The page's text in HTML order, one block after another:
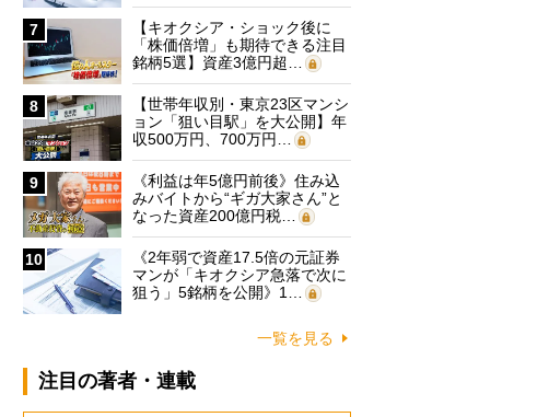
7
【キオクシア・ショック後に
「株価倍増」も期待できる注目
銘柄5選】資産3億円超…
8
【世帯年収別・東京23区マンシ
ョン「狙い目駅」を大公開】年
収500万円、700万円…
9
《利益は年5億円前後》住み込
みバイトから“ギガ大家さん”と
なった資産200億円税…
10
《2年弱で資産17.5倍の元証券
マンが「キオクシア急落で次に
狙う」5銘柄を公開》1…
一覧を見る
注目の著者・連載